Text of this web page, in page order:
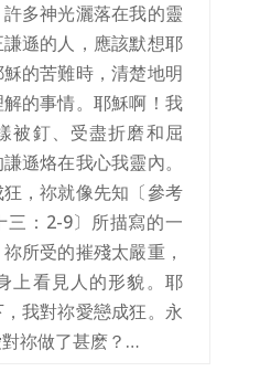
多神光灑落在我的靈
遜的人，應該默想耶
的苦難時，清楚地明
的事情。耶穌啊！我
被釘、受盡折磨和屈
遜烙在我心我靈內。
，祢就像先知〔參考
三：2-9〕所描寫的一
所受的摧殘太嚴重，
上看見人的形貌。耶
我對祢愛戀成狂。永
祢做了甚麽？…